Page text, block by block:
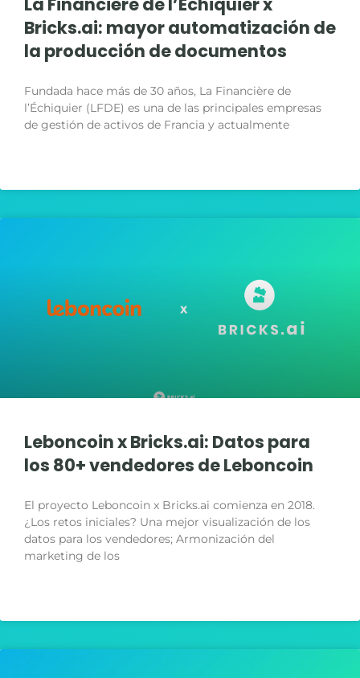
Bricks.ai: mayor automatización de
la producción de documentos
Fundada hace más de 30 años, La Financière de
l’Échiquier (LFDE) es una de las principales empresas
de gestión de activos de Francia y actualmente
Leboncoin x Bricks.ai: Datos para
los 80+ vendedores de Leboncoin
El proyecto Leboncoin x Bricks.ai comienza en 2018.
¿Los retos iniciales? Una mejor visualización de los
datos para los vendedores; Armonización del
marketing de los